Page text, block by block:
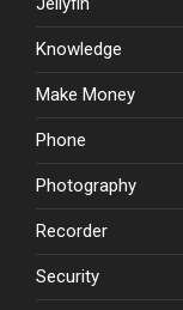
Knowledge
Make Money
Phone
Photography
Recorder
Security